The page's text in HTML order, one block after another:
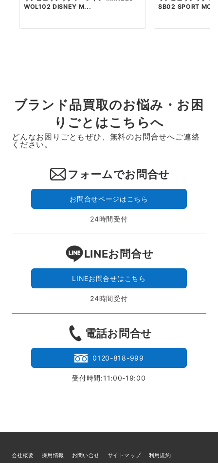
WOL102 DISNEY M...
SB02 SPORT
ブランド品買取のお悩み・お困
りごとはこちらへ
どんなお困りごともぜひ、無料のお問合せへご連絡
ください。
フォームでお問合せ
お問合せページはこちら
24時間受付
LINEお問合せ
LINEお問合せはこちら
24時間受付
電話お問合せ
0120-818-999
受付時間:11:00-19:00
会社概要 採用情報 お問い合せ サイトマップ 利用規約